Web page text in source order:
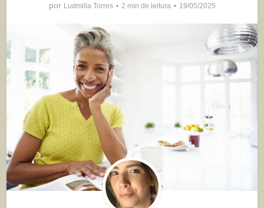
por Ludmilla Torres 2 min de leitura 19/05/2025